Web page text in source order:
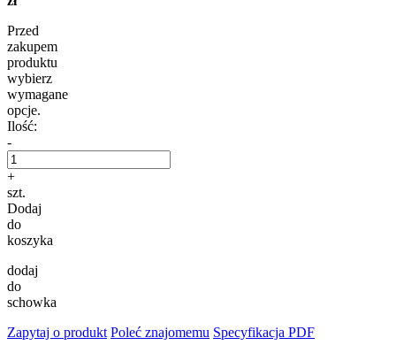
Przed
zakupem
produktu
wybierz
wymagane
opcje.
Ilość:
-
+
szt.
Dodaj
do
koszyka
dodaj
do
schowka
Zapytaj o produkt Poleć znajomemu Specyfikacja PDF